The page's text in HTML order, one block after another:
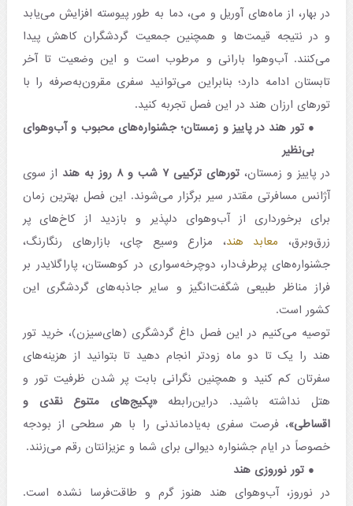
در بهار، از ماه‌های آوریل و می، دما به طور پیوسته افزایش می‌یابد
و در نتیجه قیمت‌ها و همچنین جمعیت گردشگران کاهش پیدا
می‌کنند. آب‌وهوا بارانی و مرطوب است و این وضعیت تا آخر
تابستان ادامه دارد؛ بنابراین می‌توانید سفری مقرون‌به‌صرفه را با
تورهای ارزان هند در این فصل تجربه کنید.
تور هند در پاییز و زمستان؛ جشنواره‌های محبوب و آب‌و‌هوای
بی‌نظیر
در پاییز و زمستان، تورهای ترکیبی ۷ شب و ۸ روز به هند
از سوی
آژانس مسافرتی مقتدر سیر برگزار می‌شوند. این فصل بهترین زمان
برای برخورداری از آب‌وهوای دلپذیر و بازدید از کاخ‌های پر
زرق‌وبرق، معابد هند، مزارع وسیع چای، بازارهای رنگارنگ،
جشنواره‌های پرطرف‌دار، دوچرخه‌سواری در کوهستان، پاراگلایدر بر
فراز مناظر طبیعی شگفت‌انگیز و سایر جاذبه‌های گردشگری این
کشور است.
توصیه می‌کنیم در این فصل داغ گردشگری (های‌سیزن)، خرید تور
هند را یک تا دو ماه زودتر انجام دهید تا بتوانید از هزینه‌های
سفرتان کم کنید و همچنین نگرانی بابت پر شدن ظرفیت تور و
هتل نداشته باشید. دراین‌رابطه«پکیج‌های متنوع نقدی و
اقساطی»، فرصت سفری به‌یادماندنی را با هر سطحی از بودجه
خصوصاً در ایام جشنواره دیوالی برای شما و عزیزانتان رقم می‌زنند.
تور نوروزی هند
در نوروز، آب‌وهوای هند هنوز گرم و طاقت‌فرسا نشده است.